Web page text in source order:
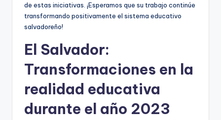
de estas iniciativas. ¡Esperamos que su trabajo continúe
transformando positivamente el sistema educativo
salvadoreño!
El Salvador:
Transformaciones en la
realidad educativa
durante el año 2023